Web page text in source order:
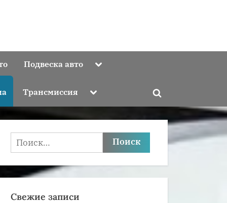
Подвеска авто Toggle
Трансмиссия Toggle
menu
Toggle
form
Найти:
Свежие записи